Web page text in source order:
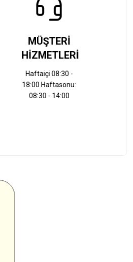
MÜŞTERİ
HİZMETLERİ
Haftaiçi 08:30 -
18:00 Haftasonu:
08:30 - 14:00